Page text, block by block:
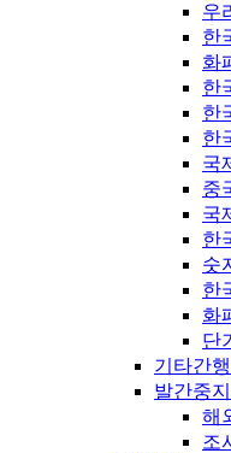
우
한
화
한
한
한
국
중
국
한
숫
한
화
단
기타간
발간중
해
조